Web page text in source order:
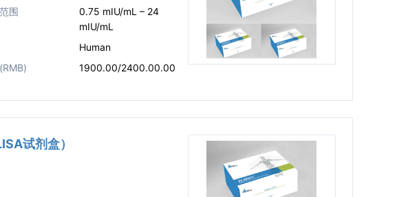
围
0.75 mIU/mL – 24
mIU/mL
Human
1900.00/2400.00.00
试剂盒）